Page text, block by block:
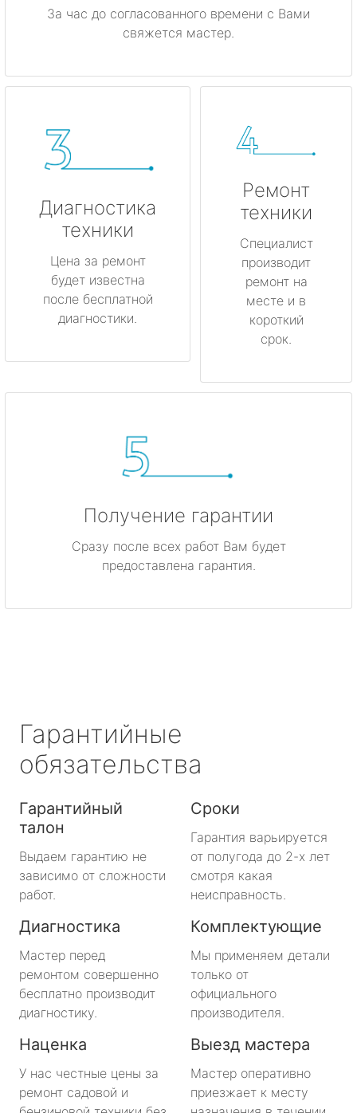
За час до согласованного времени с Вами
свяжется мастер.
Диагностика
техники
Цена за ремонт
будет известна
после бесплатной
диагностики.
Ремонт
техники
Специалист
производит
ремонт на
месте и в
короткий
срок.
Получение гарантии
Сразу после всех работ Вам будет
предоставлена гарантия.
Гарантийные
обязательства
Гарантийный
талон
Выдаем гарантию не
зависимо от сложности
работ.
Сроки
Гарантия варьируется
от полугода до 2-х лет
смотря какая
неисправность.
Диагностика
Мастер перед
ремонтом совершенно
бесплатно производит
диагностику.
Комплектующие
Мы применяем детали
только от
официального
производителя.
Наценка
У нас честные цены за
ремонт садовой и
Выезд мастера
Мастер оперативно
приезжает к месту